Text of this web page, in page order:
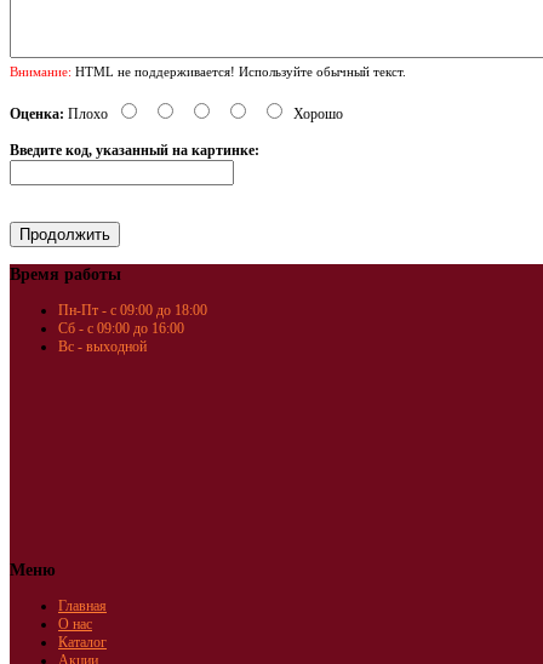
Внимание: HTML не поддерживается! Используйте обычный текст.
Оценка: Плохо Хорошо
Введите код, указанный на картинке:
Время работы
Пн-Пт - с 09:00 до 18:00
Сб - с 09:00 до 16:00
Вс - выходной
Меню
Главная
О нас
Каталог
Акции